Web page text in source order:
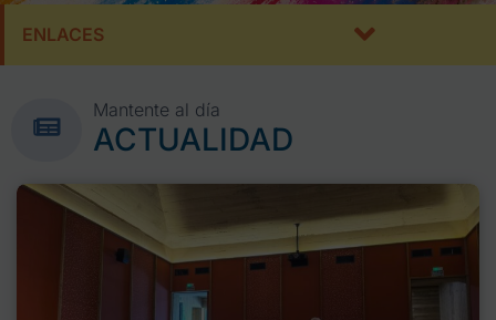
ENLACES
Mantente al día
ACTUALIDAD